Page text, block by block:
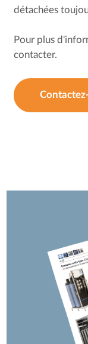
détachées
Pour plus
contacter.